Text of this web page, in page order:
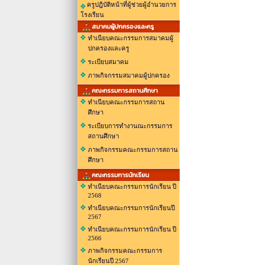
ครูปฎิบัติหน้าที่ผู้ช่วยผู้อำนวยการ
โรงเรียน
สมาคมผู้ปกครองและครู
ทำเนียบคณะกรรมการสมาคมผู้
ปกครองและครู
ระเบียบสมาคม
ภาพกิจกรรมสมาคมผู้ปกครอง
คณะกรรมการสถานศึกษา
ทำเนียบคณะกรรมการสถาน
ศึกษา
ระเบียบการทำงานณะกรรมการ
สถานศึกษา
ภาพกิจกรรมคณะกรรมการสถาน
ศึกษา
คณะกรรมการนักเรียน
ทำเนียบคณะกรรมการนักเรียน ปี
2568
ทำเนียบคณะกรรมการนักเรียนปี
2567
ทำเนียบคณะกรรมการนักเรียน ปี
2566
ภาพกิจกรรมคณะกรรมการ
นักเรียนปี 2567